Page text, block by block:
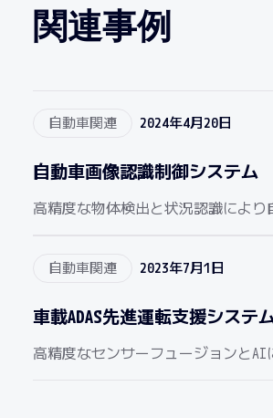
関連事例
自動車関連 2024年4月20日
自動車画像認識制御システム
高精度な物体検出と状況認識によ
自動車関連 2023年7月1日
車載ADAS先進運転支援システ
高精度なセンサーフュージョンと